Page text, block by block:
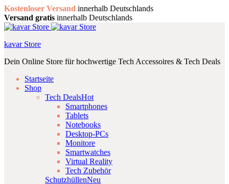
Kostenloser Versand innerhalb Deutschlands
Versand gratis innerhalb Deutschlands
kavar Store
Dein Online Store für hochwertige Tech Accessoires & Tech Deals
Startseite
Shop
Tech DealsHot
Smartphones
Tablets
Notebooks
Desktop-PCs
Monitore
Smartwatches
Virtual Reality
Tech Zubehör
SchutzhüllenNeu